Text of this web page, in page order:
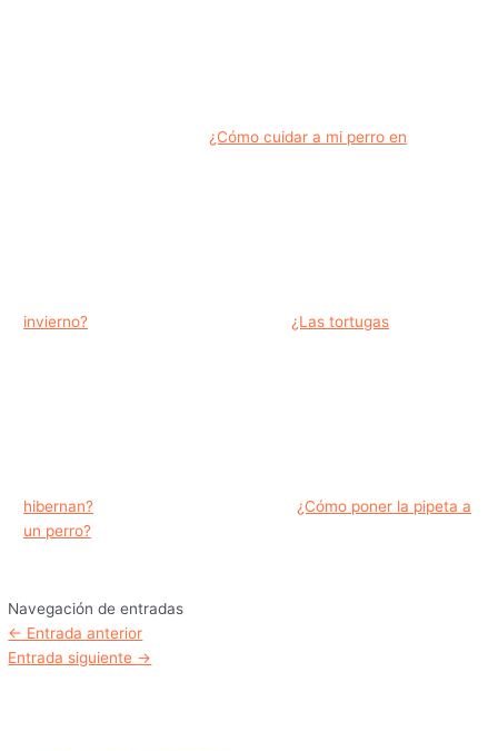
¿Cómo cuidar a mi perro en
invierno? ¿Las tortugas
hibernan?
¿Cómo poner la pipeta a
un perro?
Navegación de entradas
← Entrada anterior
Entrada siguiente →